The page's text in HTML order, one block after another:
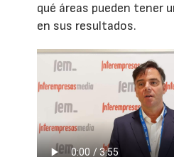
qué áreas pueden tener
en sus resultados.